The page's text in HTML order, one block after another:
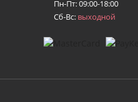
Пн-Пт: 09:00-18:00
Сб-Вс: выходной